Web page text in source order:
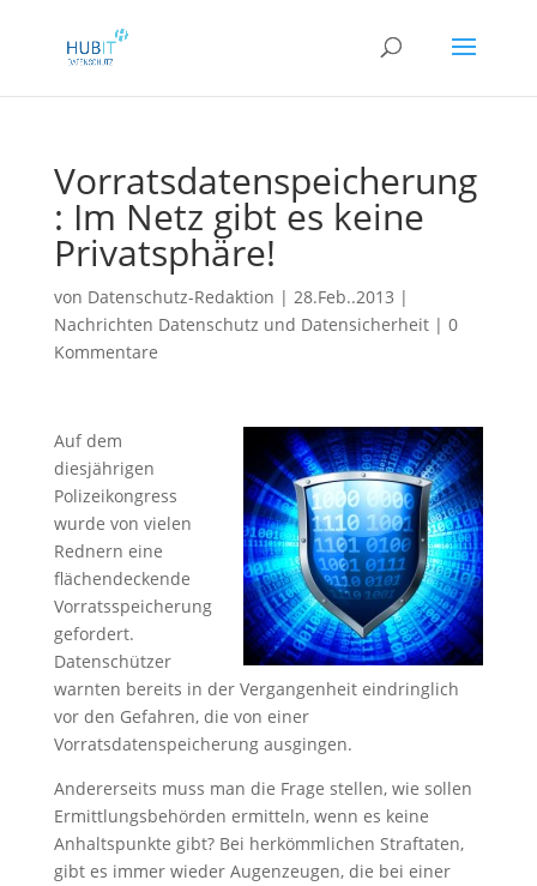
Vorratsdatenspeicherung
: Im Netz gibt es keine
Privatsphäre!
von Datenschutz-Redaktion | 28.Feb..2013 |
Nachrichten Datenschutz und Datensicherheit| 0
Kommentare
Auf dem
diesjährigen
Polizeikongress
wurde von vielen
Rednern eine
flächendeckende
Vorratsspeicherung
gefordert.
Datenschützer
warnten bereits in der Vergangenheit eindringlich
vor den Gefahren, die von einer
Vorratsdatenspeicherung ausgingen.
Andererseits muss man die Frage stellen, wie sollen
Ermittlungsbehörden ermitteln, wenn es keine
Anhaltspunkte gibt? Bei herkömmlichen Straftaten,
gibt es immer wieder Augenzeugen, die bei einer